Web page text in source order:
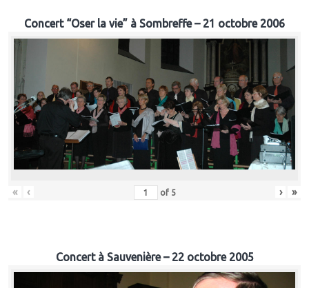
Concert “Oser la vie” à Sombreffe – 21 octobre 2006
« ‹ of 5 › »
Concert à Sauvenière – 22 octobre 2005